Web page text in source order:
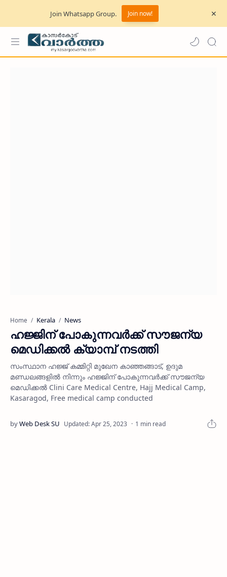
Join Whatsapp Group. Join now!
Home Kerala News
ഹജ്ജിന് പോകുന്നവര്‍ക്ക് സൗജന്യ
മെഡിക്കല്‍ ക്യാമ്പ് നടത്തി
സംസ്ഥാന ഹജ്ജ് കമ്മിറ്റി മുഖേന കാഞ്ഞങ്ങാട്, ഉദുമ
മണ്ഡലങ്ങളില്‍ നിന്നും ഹജ്ജിന് പോകുന്നവര്‍ക്ക് സൗജന്യ
മെഡിക്കല്‍ Clini Care Medical Centre, Hajj Medical Camp,
Kasaragod, Free medical camp conducted
1 min read